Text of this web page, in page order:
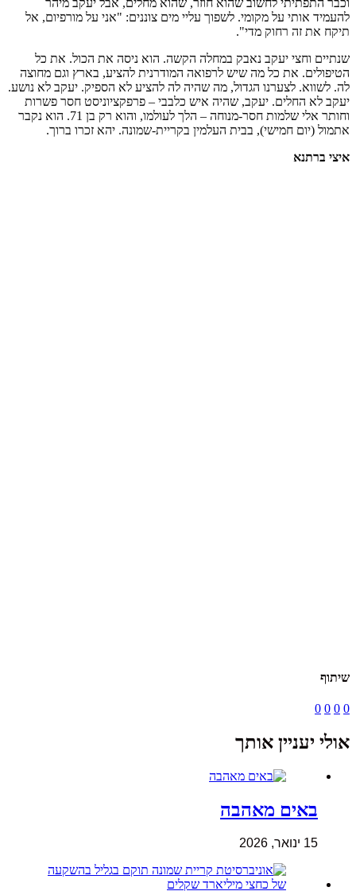
וכבר התפתיתי לחשוב שהוא חוזר, שהוא מחלים, אבל יעקב מיהר
להעמיד אותי על מקומי. לשפוך עליי מים צוננים: "אני על מורפיום, אל
תיקח את זה רחוק מדי".
שנתיים וחצי יעקב נאבק במחלה הקשה. הוא ניסה את הכול. את כל
הטיפולים. את כל מה שיש לרפואה המודרנית להציע, בארץ וגם מחוצה
לה. לשווא. לצערנו הגדול, מה שהיה לה להציע לא הספיק. יעקב לא נושע.
יעקב לא החלים. יעקב, שהיה איש כלבבי – פרפקציוניסט חסר פשרות
וחותר אלי שלמות חסר-מנוחה – הלך לעולמו, והוא רק בן 71. הוא נקבר
אתמול (יום חמישי), בבית העלמין בקריית-שמונה. יהא זכרו ברוך.
איצי ברתנא
שיתוף
0
0
0
0
אולי יעניין אותך
באים מאהבה
15 ינואר, 2026